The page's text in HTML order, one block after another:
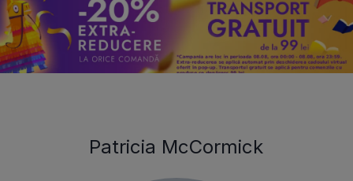
Patricia McCormick